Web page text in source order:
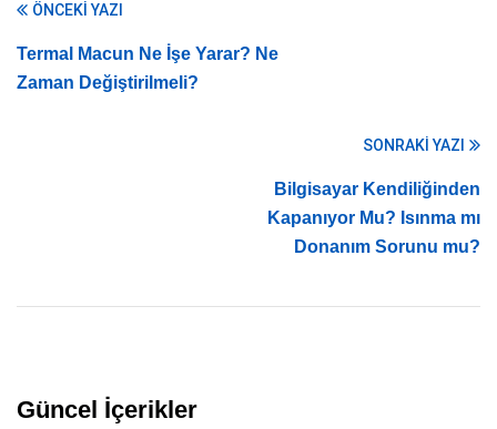
ÖNCEKI YAZI
Termal Macun Ne İşe Yarar? Ne
Zaman Değiştirilmeli?
SONRAKI YAZI
Bilgisayar Kendiliğinden
Kapanıyor Mu? Isınma mı
Donanım Sorunu mu?
Güncel İçerikler